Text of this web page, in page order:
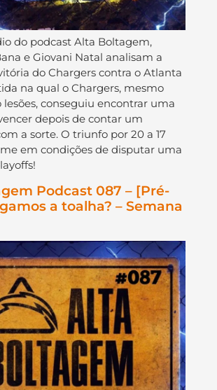
do podcast Alta Boltagem,
e Giovani Natal analisam a
do Chargers contra o Atlanta
na qual o Chargers, mesmo
conseguiu encontrar uma
depois de contar um
a sorte. O triunfo por 20 a 17
em condições de disputar uma
Podcast 087 – [Pré-
a toalha? – Semana